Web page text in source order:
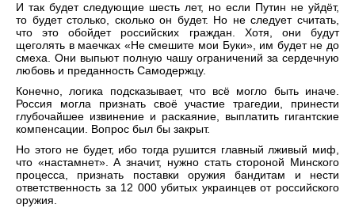
И так будет следующие шесть лет, но если Путин не уйдёт,
то будет столько, сколько он будет. Но не следует считать,
что это обойдет российских граждан. Хотя, они будут
щеголять в маечках «Не смешите мои Буки», им будет не до
смеха. Они выпьют полную чашу ограничений за сердечную
любовь и преданность Самодержцу.
Конечно, логика подсказывает, что всё могло быть иначе.
Россия могла признать своё участие трагедии, принести
глубочайшее извинение и раскаяние, выплатить гигантские
компенсации. Вопрос был бы закрыт.
Но этого не будет, ибо тогда рушится главный лживый миф,
что «настамнет». А значит, нужно стать стороной Минского
процесса, признать поставки оружия бандитам и нести
ответственность за 12 000 убитых украинцев от российского
оружия.